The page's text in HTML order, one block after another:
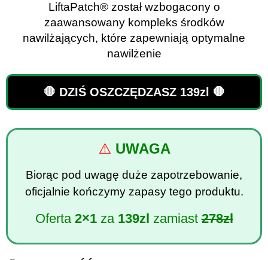
LiftaPatch®️ został wzbogacony o
zaawansowany kompleks środków
nawilżających, które zapewniają optymalne
nawilżenie
🛑 DZIŚ OSZCZĘDZASZ 139zl 🛑
⚠️ UWAGA
Biorąc pod uwagę duże zapotrzebowanie,
oficjalnie kończymy zapasy tego produktu.
Oferta 2×1 za 139zl zamiast278zl